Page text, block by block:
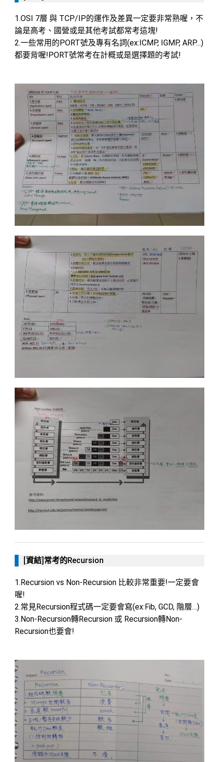
1.OSI 7層 與 TCP/IP的運作及差異一定要非常熟喔，不
論是高考、國營或是其他考試都常考這塊!
2.一些常用的PORT號及專有名詞(ex:ICMP, IGMP, ARP…)
都要背喔!PORT號常考在計概或是選擇題的考試!
[資結]常考的Recursion
1.Recursion vs Non-Recursion 比較非常重要!一定要會
喔!
2.常見Recursion程式碼一定要會寫(ex:Fib, GCD, 階層…)
3.Non-Recursion轉Recursion 或 Recursion轉Non-
Recursion也要會!